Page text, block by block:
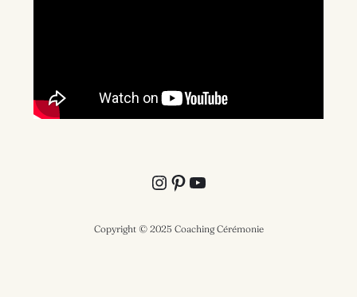
Instagram Pinterest YouTube
Copyright © 2025 Coaching Cérémonie